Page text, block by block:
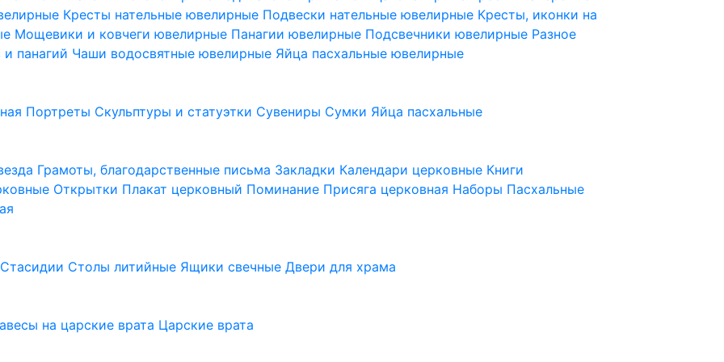
Кресты нательные ювелирные Подвески нательные ювелирные Кресты, иконки на
Мощевики и ковчеги ювелирные Панагии ювелирные Подсвечники ювелирные Разное
панагий Чаши водосвятные ювелирные Яйца пасхальные ювелирные
Портреты Скульптуры и статуэтки Сувениры Сумки Яйца пасхальные
Грамоты, благодарственные письма Закладки Календари церковные Книги
Открытки Плакат церковный Поминание Присяга церковная Наборы Пасхальные
Стасидии Столы литийные Ящики свечныеДвери для храма
на царские врата Царские врата